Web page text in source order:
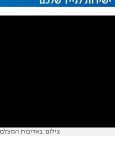
צילום: באדיבות המצלם